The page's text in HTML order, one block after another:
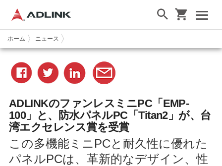
ホーム ニュース
ADLINKのファンレスミニPC「EMP-
100」と、防水パネルPC「Titan2」が、 台
湾エクセレンス賞を受賞
この多機能ミニPCと耐久性に優れた
パネルPCは、革新的なデザイン、性